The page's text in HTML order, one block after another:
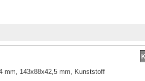
mm, 143x88x42,5 mm, Kunststoff